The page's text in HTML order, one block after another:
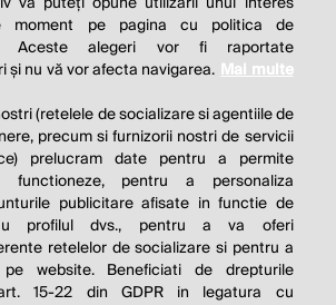
RESPONSIBILITY OF
moment pe pagina cu politica de
Aceste alegeri vor fi raportate
și nu vă vor afecta navigarea. Mai multe
(retelele de socializare si agentiile de
precum si furnizorii nostri de servicii
prelucram date pentru a permite
functioneze, pentru a personaliza
publicitare afisate in functie de
profilul dvs., pentru a va oferi
retelelor de socializare si pentru a
website. Beneficiati de drepturile
15-22 din GDPR in legatura cu